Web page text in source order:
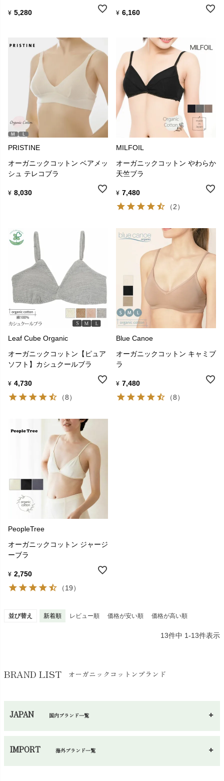
¥ 5,280 ¥ 6,160
PRISTINE
オーガニックコットン ベアメッ
シュ テレコブラ
¥ 8,030
MILFOIL
オーガニックコットン やわらか
天竺ブラ
¥ 7,480
（2）
Leaf Cube Organic
オーガニックコットン【ピュア
ソフト】カシュクールブラ
¥ 4,730
（8）
Blue Canoe
オーガニックコットン キャミブ
ラ
¥ 7,480
（8）
PeopleTree
オーガニックコットン ジャージ
ーブラ
¥ 2,750
（19）
並び替え 新着順 レビュー順 価格が安い順 価格が高い順
13件中 1-13件表示
BRAND LIST オーガニックコットンブランド
JAPAN 国内ブランド一覧
IMPORT海外ブランド一覧